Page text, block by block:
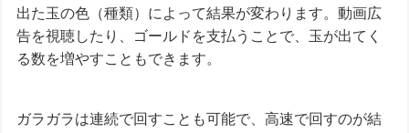
出た玉の色（種類）によって結果が変わります。動画広
告を視聴したり、ゴールドを支払うことで、玉が出てく
る数を増やすこともできます。
ガラガラは連続で回すことも可能で、高速で回すのが結